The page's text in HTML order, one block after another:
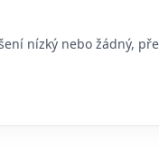
nízký nebo žádný,